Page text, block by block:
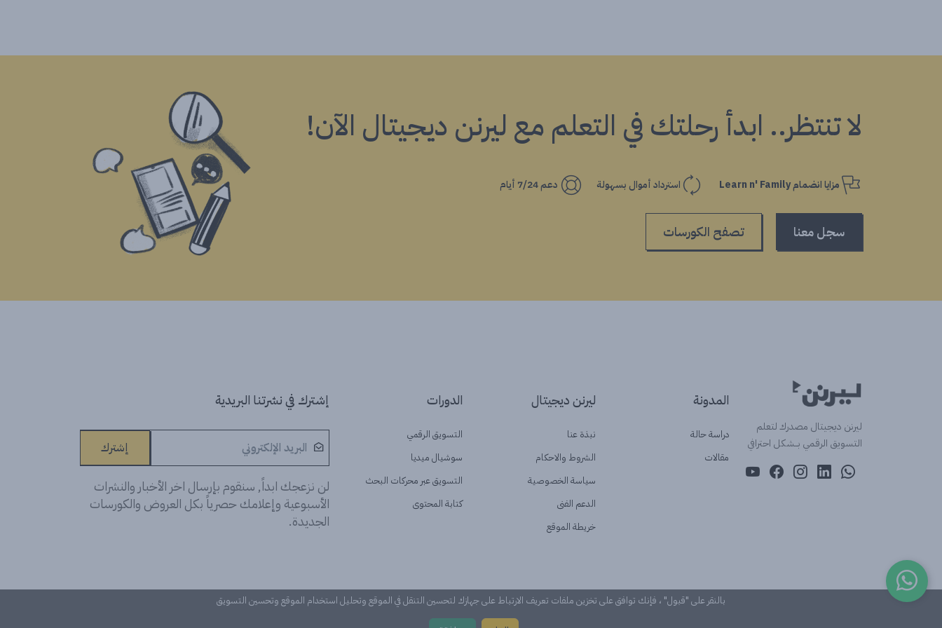
لا تنتظر.. ابدأ رحلتك في التعلم مع ليرنن ديجيتال الآن!
مزايا انضمام Learn n' Family استرداد أموال بسهولة دعم 7/24 أيام
سجل معنا تصفح الكورسات
ليرنن ديجيتال مصدرك لتعلم
التسويق الرقمي بــشكل احترافي
المدونة
دراسة حالة
مقالات
ليرنن ديجيتال
نبذة عنا
الشروط والاحكام
سياسة الخصوصية
الدعم الفنى
خريطة الموقع
الدورات
التسويق الرقمي
سوشيال ميديا
التسويق عبر محركات البحث
كتابة المحتوى
إشترك في نشرتنا البريدية
إشترك
لن نزعجك ابداً, سنقوم بإرسال اخر الأخبار والنشرات
الأسبوعية وإعلامك حصرياً بكل العروض والكورسات
الجديدة.
بالنقر على "قبول" ، فإنك توافق على تخزين ملفات تعريف الارتباط على جهازك لتحسين التنقل في الموقع وتحليل استخدام الموقع وتحسين التسويق